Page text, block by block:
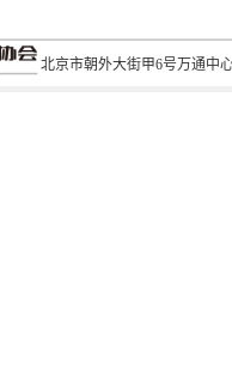
北京市朝外大街甲6号万通中